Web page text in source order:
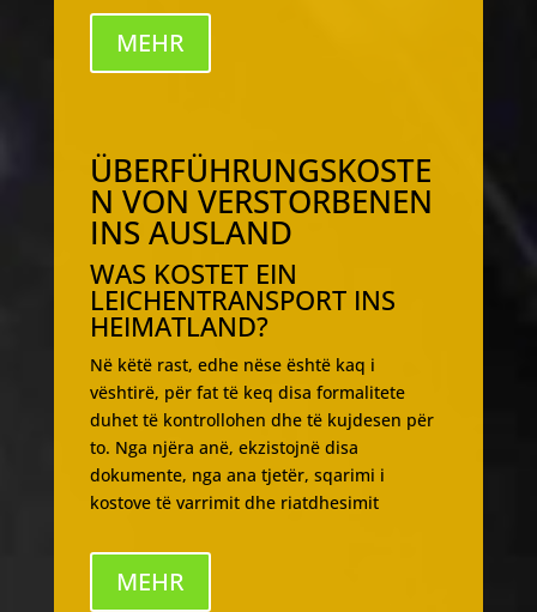
MEHR
ÜBERFÜHRUNGSKOSTE
N VON VERSTORBENEN
INS AUSLAND
WAS KOSTET EIN
LEICHENTRANSPORT INS
HEIMATLAND?
Në këtë rast, edhe nëse është kaq i
vështirë, për fat të keq disa formalitete
duhet të kontrollohen dhe të kujdesen për
to. Nga njëra anë, ekzistojnë disa
dokumente, nga ana tjetër, sqarimi i
kostove të varrimit dhe riatdhesimit
MEHR